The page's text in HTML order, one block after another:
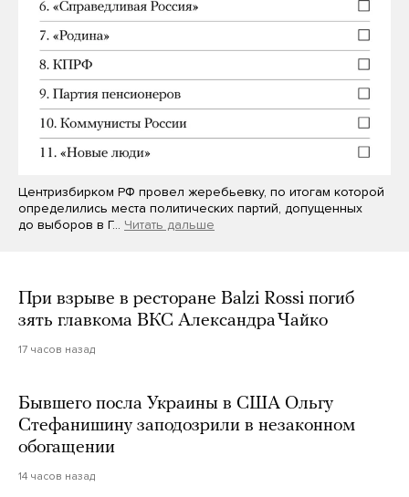
Центризбирком РФ провел жеребьевку, по итогам которой
определились места политических партий, допущенных
до выборов в Г… Читать дальше
При взрыве в ресторане Balzi Rossi погиб
зять главкома ВКС Александра Чайко
17 часов назад
Бывшего посла Украины в США Ольгу
Стефанишину заподозрили в незаконном
обогащении
14 часов назад